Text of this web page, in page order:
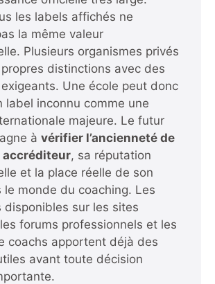
les labels affichés ne
la même valeur
Plusieurs organismes privés
distinctions avec des
Une école peut donc
label inconnu comme une
majeure. Le futur
à vérifier l’ancienneté de
accréditeur, sa réputation
et la place réelle de son
le monde du coaching. Les
disponibles sur les sites
forums professionnels et les
coachs apportent déjà des
avant toute décision